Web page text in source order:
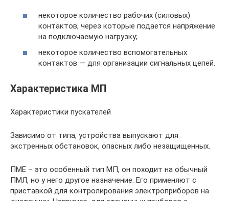
некоторое количество рабочих (силовых)
контактов, через которые подается напряжение
на подключаемую нагрузку;
некоторое количество вспомогательных
контактов — для организации сигнальных цепей.
Характеристика МП
Характеристики пускателей
Зависимо от типа, устройства выпускают для
экстренных обстановок, опасных либо незащищенных.
ПМЕ – это особенный тип МП, он походит на обычный
ПМЛ, но у него другое назначение. Его применяют с
приставкой для контролирования электроприборов на